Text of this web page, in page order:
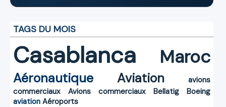
TAGS DU MOIS
Casablanca Maroc
Aéronautique Aviation
avions
commerciaux
Avions commerciaux Bellatig
Boeing
aviation Aéroports